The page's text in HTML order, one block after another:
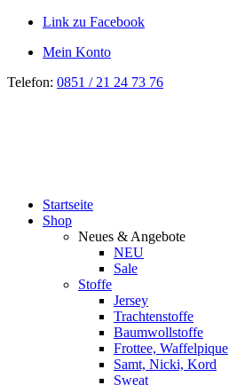
Link zu Facebook
Mein Konto
Telefon: 0851 / 21 24 73 76
Startseite
Shop
Neues & Angebote
NEU
Sale
Stoffe
Jersey
Trachtenstoffe
Baumwollstoffe
Frottee, Waffelpique
Samt, Nicki, Kord
Sweat